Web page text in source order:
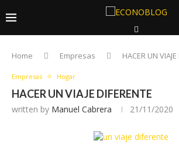
Home Empresas HACER UN VIAJE
Empresas Hogar
HACER UN VIAJE DIFERENTE
written by Manuel Cabrera 21/11/2020